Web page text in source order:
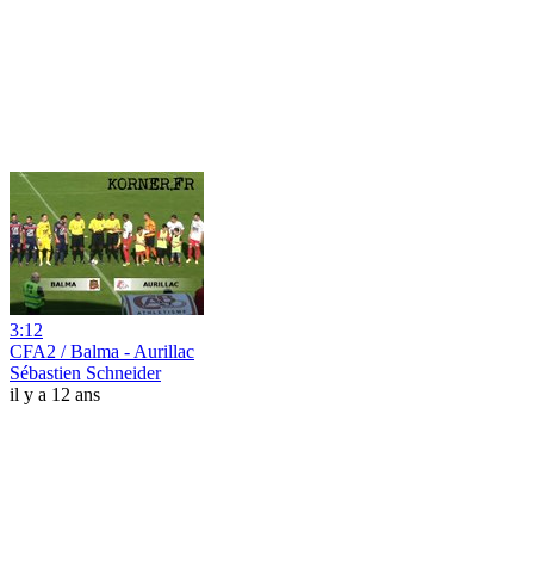
3:12
CFA2 / Balma - Aurillac
Sébastien Schneider
il y a 12 ans